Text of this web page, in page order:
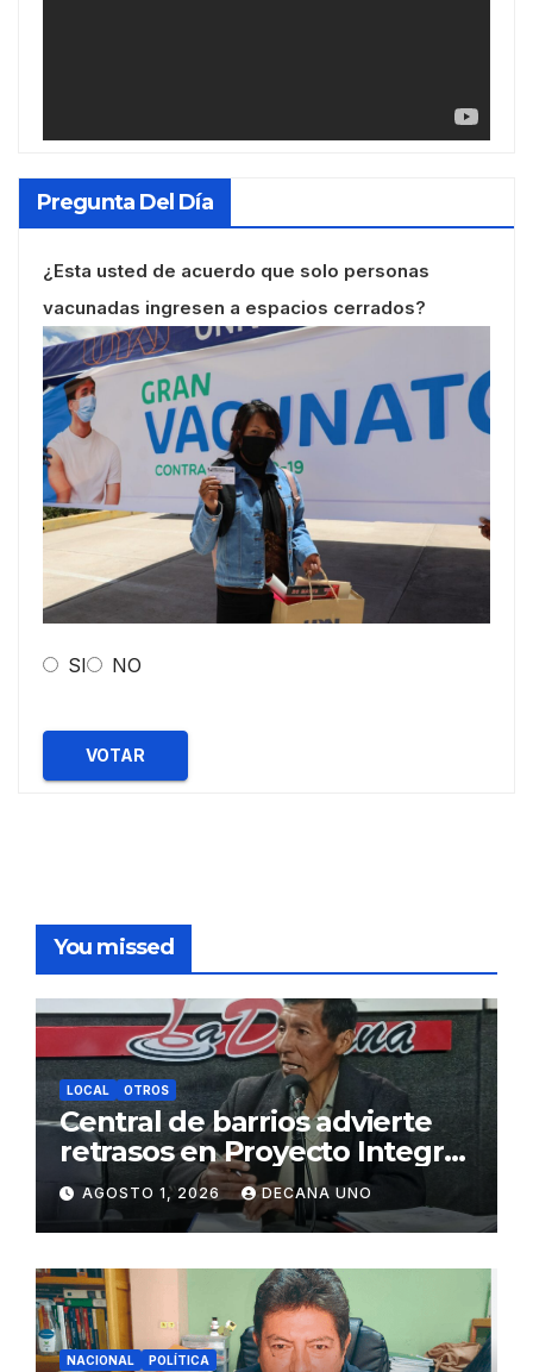
Pregunta Del Día
¿Esta usted de acuerdo que solo personas
vacunadas ingresen a espacios cerrados?
SI NO
VOTAR
You missed
LOCAL OTROS
Central de barrios advierte
retrasos en Proyecto Integral
de Agua y Alcantarillado para
Juliaca
AGOSTO 1, 2026 DECANA UNO
NACIONAL POLÍTICA